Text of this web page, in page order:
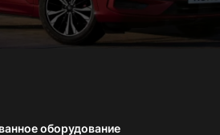
оборудование